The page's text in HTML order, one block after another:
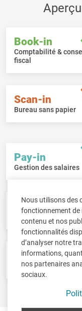
Nous utilisons des
fonctionnement de
contenu et nos
fonctionnalités
d’analyser notre
informations,
nos partenaires
sociaux.
Book-in
Comptabilité &
fiscal
Scan-in
Bureau sans papier
Pay-in
Gestion des salaires
Fisc-in
Déclarations fiscales
Pos-in
Caisse